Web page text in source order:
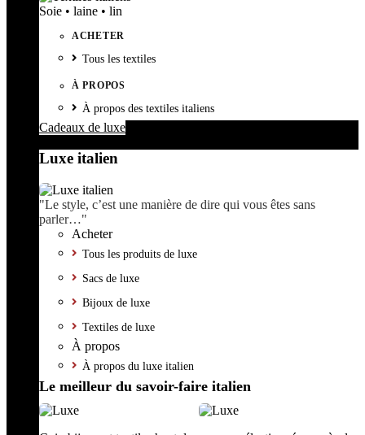
Soie • laine • lin
ACHETER
Tous les textiles
À PROPOS
À propos des textiles italiens
Cadeaux de luxe
Luxe italien
"Le style, c’est une manière de dire qui vous êtes sans
parler…"
Acheter
Tous les produits de luxe
Sacs de luxe
Bijoux de luxe
Textiles de luxe
À propos
À propos du luxe italien
Le meilleur du savoir-faire italien